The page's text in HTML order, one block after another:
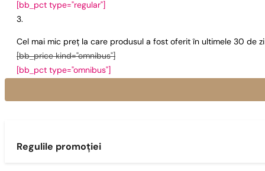
[bb_pct type="regular"]
Cel mai mic preț la care produsul a fost oferit în ultimele 30 de
[bb_price kind="omnibus"]
[bb_pct type="omnibus"]
Regulile promoției